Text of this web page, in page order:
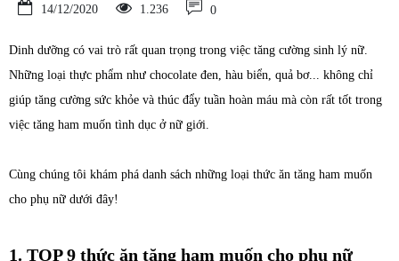
14/12/2020 1.236 0
Dinh dưỡng có vai trò rất quan trọng trong việc tăng cường sinh lý nữ.
Những loại thực phẩm như chocolate đen, hàu biển, quả bơ... không chỉ
giúp tăng cường sức khỏe và thúc đẩy tuần hoàn máu mà còn rất tốt trong
việc tăng ham muốn tình dục ở nữ giới.
Cùng chúng tôi khám phá danh sách những loại thức ăn tăng ham muốn
cho phụ nữ dưới đây!
1. TOP 9 thức ăn tăng ham muốn cho phụ nữ